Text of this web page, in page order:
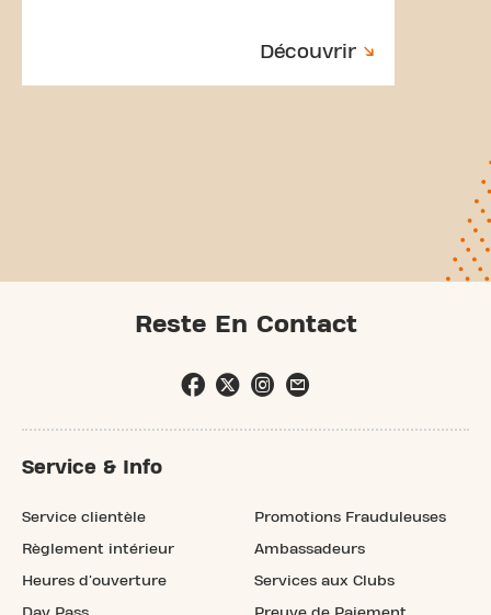
Découvrir
Reste En Contact
Service & Info
Service clientèle
Règlement intérieur
Heures d'ouverture
Promotions Frauduleuses
Ambassadeurs
Services aux Clubs